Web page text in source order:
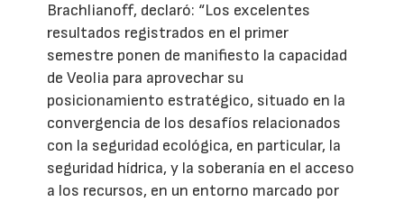
Brachlianoff, declaró: “Los excelentes
resultados registrados en el primer
semestre ponen de manifiesto la capacidad
de Veolia para aprovechar su
posicionamiento estratégico, situado en la
convergencia de los desafíos relacionados
con la seguridad ecológica, en particular, la
seguridad hídrica, y la soberanía en el acceso
a los recursos, en un entorno marcado por